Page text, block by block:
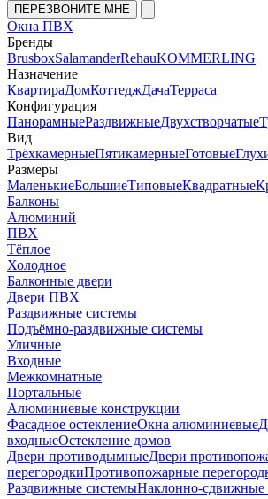
ПЕРЕЗВОНИТЕ МНЕ
Окна ПВХ
Бренды
BrusboxSalamanderRehauKOMMERLING
Назначение
КвартираДомКоттеджДачаТерраса
Конфигурация
ПанорамныеРаздвижныеДвухстворчатые
Вид
ТрёхкамерныеПятикамерныеГотовые
Размеры
МаленькиеБольшиеТиповыеКвадратные
Балконы
Алюминий
ПВХ
Тёплое
Холодное
Балконные двери
Двери ПВХ
Раздвижные системы
Подъёмно-раздвижные системы
Уличные
Входные
Межкомнатные
Портальные
Алюминиевые конструкции
Фасадное остеклениеОкна алюминиевые
входныеОстекление домов
Двери противодымныеДвери
перегородкиПротивопожарные
Раздвижные системыНаклонно-сдвижные